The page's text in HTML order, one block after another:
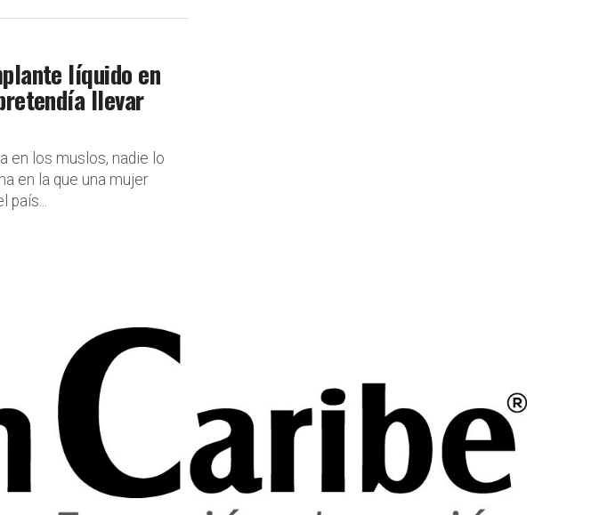
líquido en
llevar
en los muslos, nadie lo
en la que una mujer
país...